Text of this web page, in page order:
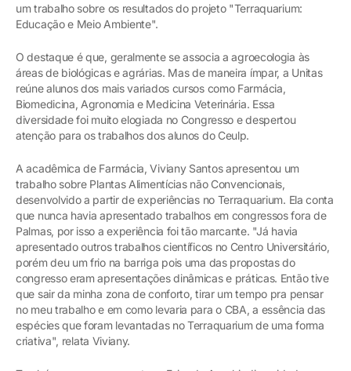
um trabalho sobre os resultados do projeto "Terraquarium:
Educação e Meio Ambiente".
O destaque é que, geralmente se associa a agroecologia às
áreas de biológicas e agrárias. Mas de maneira ímpar, a Unitas
reúne alunos dos mais variados cursos como Farmácia,
Biomedicina, Agronomia e Medicina Veterinária. Essa
diversidade foi muito elogiada no Congresso e despertou
atenção para os trabalhos dos alunos do Ceulp.
A acadêmica de Farmácia, Viviany Santos apresentou um
trabalho sobre Plantas Alimentícias não Convencionais,
desenvolvido a partir de experiências no Terraquarium. Ela conta
que nunca havia apresentado trabalhos em congressos fora de
Palmas, por isso a experiência foi tão marcante. "Já havia
apresentado outros trabalhos científicos no Centro Universitário,
porém deu um frio na barriga pois uma das propostas do
congresso eram apresentações dinâmicas e práticas. Então tive
que sair da minha zona de conforto, tirar um tempo pra pensar
no meu trabalho e em como levaria para o CBA, a essência das
espécies que foram levantadas no Terraquarium de uma forma
criativa", relata Viviany.